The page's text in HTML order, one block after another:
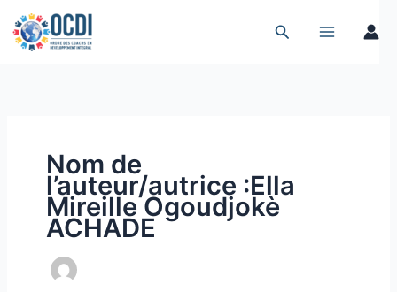
au
contenu
Rechercher
Nom de
l’auteur/autrice :Ella
Mireille Ogoudjokè
ACHADE